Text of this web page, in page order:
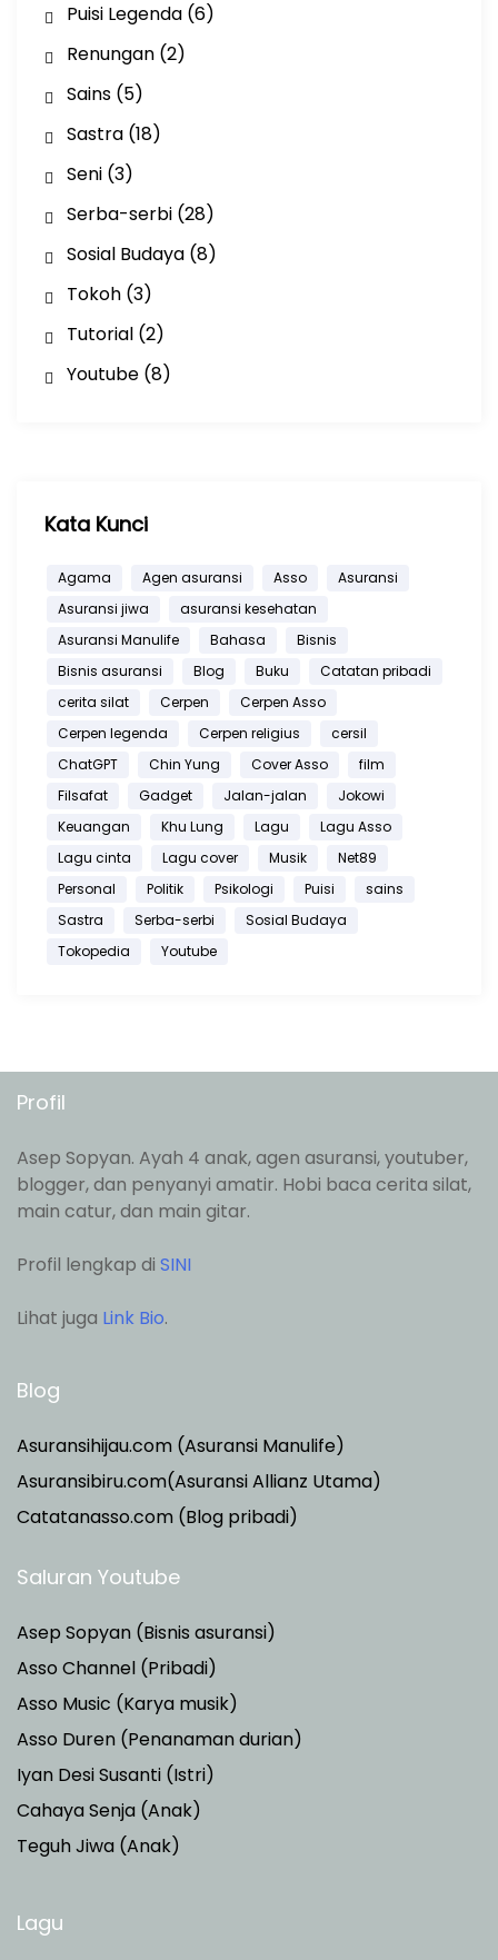
Puisi Legenda(6)
Renungan(2)
Sains(5)
Sastra(18)
Seni(3)
Serba-serbi(28)
Sosial Budaya(8)
Tokoh(3)
Tutorial(2)
Youtube(8)
Kata Kunci
Agama Agen asuransi Asso
Asuransi
Asuransi jiwa
asuransi kesehatan
Asuransi Manulife
Bahasa
Bisnis
Bisnis asuransi
Blog Buku
Catatan pribadi
cerita silat
Cerpen
Cerpen Asso
Cerpen legenda
Cerpen religius
cersil
ChatGPT
Chin Yung Cover Asso
film
Filsafat
Gadget Jalan-jalan
Jokowi
Keuangan
Khu Lung Lagu
Lagu Asso
Lagu cinta
Lagu cover Musik
Net89
Personal
Politik Psikologi Puisi
sains
Sastra
Serba-serbi
Sosial Budaya
Tokopedia
Youtube
Profil
Asep Sopyan. Ayah 4 anak, agen asuransi, youtuber,
blogger, dan penyanyi amatir. Hobi baca cerita silat,
main catur, dan main gitar.
Profil lengkap di SINI
Lihat juga Link Bio.
Blog
Asuransihijau.com (Asuransi Manulife)
Asuransibiru.com(Asuransi Allianz Utama)
Catatanasso.com (Blog pribadi)
Saluran Youtube
Asep Sopyan (Bisnis asuransi)
Asso Channel (Pribadi)
Asso Music (Karya musik)
Asso Duren (Penanaman durian)
Iyan Desi Susanti (Istri)
Cahaya Senja (Anak)
Teguh Jiwa (Anak)
Lagu